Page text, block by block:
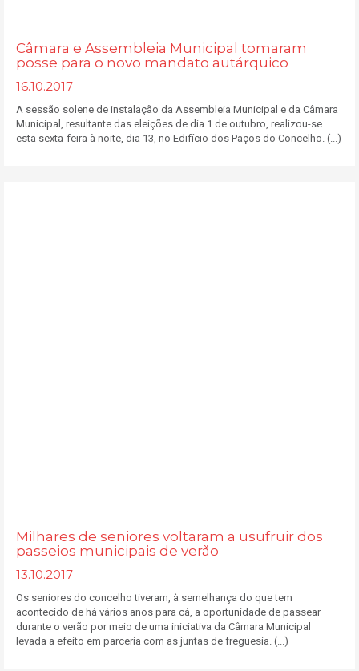
Câmara e Assembleia Municipal tomaram
posse para o novo mandato autárquico
16.10.2017
A sessão solene de instalação da Assembleia Municipal e da Câmara
Municipal, resultante das eleições de dia 1 de outubro, realizou-se
esta sexta-feira à noite, dia 13, no Edifício dos Paços do Concelho. (...)
Milhares de seniores voltaram a usufruir dos
passeios municipais de verão
13.10.2017
Os seniores do concelho tiveram, à semelhança do que tem
acontecido de há vários anos para cá, a oportunidade de passear
durante o verão por meio de uma iniciativa da Câmara Municipal
levada a efeito em parceria com as juntas de freguesia. (...)